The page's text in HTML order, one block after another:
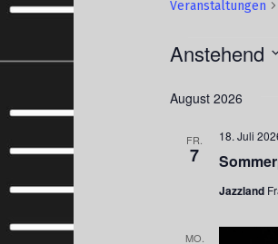
Veranstaltungen
Anstehend
wählen.
August 2026
FR.
7
18. Juli
Jazzland
MO.